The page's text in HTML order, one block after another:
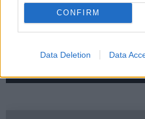
CONFIRM
Data Deletion Data